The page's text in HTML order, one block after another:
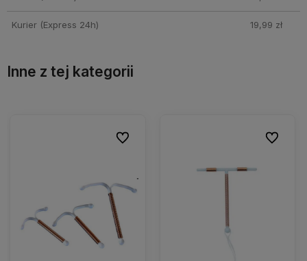
Kurier (Express 24h) 19,99 zł
Inne z tej kategorii
Do ulubionych
Do ulubionych Do
Do